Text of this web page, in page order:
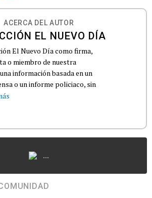
ACERCA DEL AUTOR
EL NUEVO DÍA
El Nuevo Día como firma,
o miembro de nuestra
información basada en un
o un informe policiaco, sin
...